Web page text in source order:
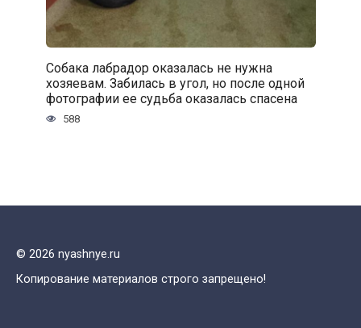
Собака лабрадор оказалась не нужна
хозяевам. Забилась в угол, но после одной
фотографии ее судьба оказалась спасена
588
© 2026 nyashnye.ru
Копирование материалов строго запрещено!